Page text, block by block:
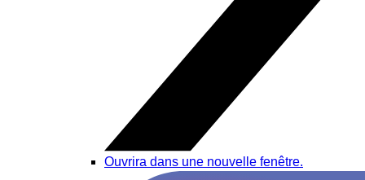
Ouvrira dans une nouvelle fenêtre.